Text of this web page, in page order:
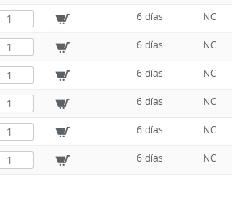
6 días NC
6 días NC
6 días NC
6 días NC
6 días NC
6 días NC